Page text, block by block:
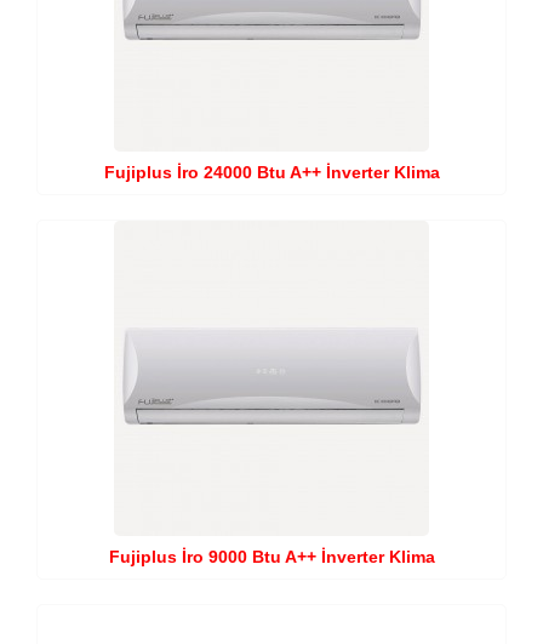
Fujiplus İro 24000 Btu A++ İnverter Klima
Fujiplus İro 9000 Btu A++ İnverter Klima